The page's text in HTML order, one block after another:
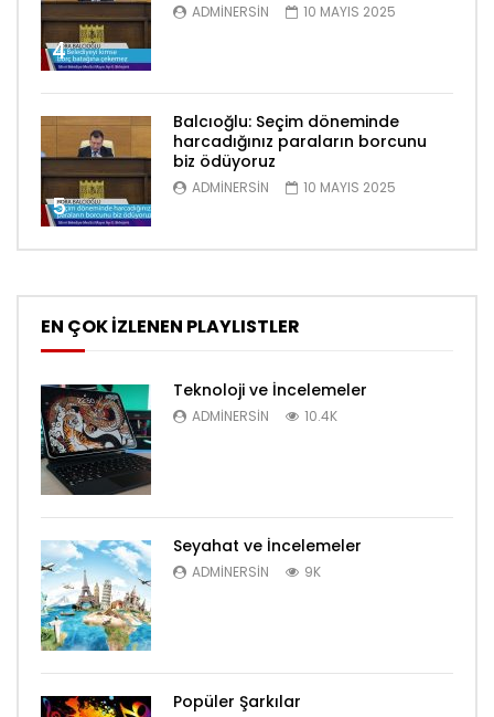
4
ADMINERSIN 10 MAYIS 2025
5
Balcıoğlu: Seçim döneminde
harcadığınız paraların borcunu
biz ödüyoruz
ADMINERSIN 10 MAYIS 2025
EN ÇOK İZLENEN PLAYLISTLER
Teknoloji ve İncelemeler
ADMINERSIN 10.4K
Seyahat ve İncelemeler
ADMINERSIN 9K
Popüler Şarkılar